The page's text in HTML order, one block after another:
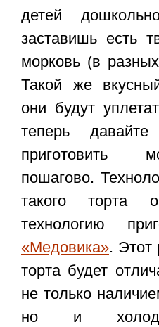
детей
заставишь есть
морковь (в
Такой же
они будут
теперь
приготовить
пошагово.
такого торта
технологию
«Медовика». Этот
торта будет
не только
но и